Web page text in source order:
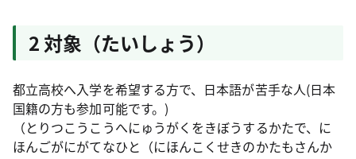
2 対象（たいしょう）
都立高校へ入学を希望する方で、日本語が苦手な人(日本
国籍の方も参加可能です。)
（とりつこうこうへにゅうがくをきぼうするかたで、に
ほんごがにがてなひと（にほんこくせきのかたもさんか